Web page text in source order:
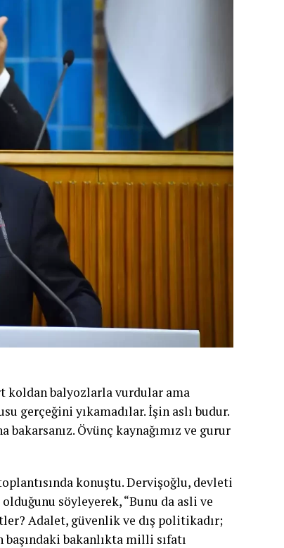
koldan balyozlarla vurdular ama
gerçeğini yıkamadılar. İşin aslı budur.
Övünç kaynağımız ve gurur
konuştu. Dervişoğlu, devleti
söyleyerek, “Bunu da asli ve
Adalet, güvenlik ve dış politikadır;
bakanlıkta milli sıfatı